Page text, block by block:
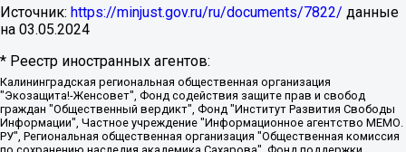
Источник: https://minjust.gov.ru/ru/documents/7822/ данные
на 03.05.2024
* Реестр иностранных агентов:
Калининградская региональная общественная организация "Экозащита!-Женсовет", Фонд содействия защите прав и свобод граждан "Общественный вердикт", Фонд "Институт Развития Свободы Информации", Частное учреждение "Информационное агентство МЕМО. РУ", Региональная общественная организация "Общественная комиссия по сохранению наследия академика Сахарова", Фонд поддержки свободы прессы, Санкт-Петербургская общественная правозащитная организация "Гражданский контроль", Межрегиональная общественная организация "Информационно-просветительский центр "Мемориал", Региональный Фонд "Центр Защиты Прав Средств Массовой Информации", с 05.12.2023 Фонд "Центр Защиты Прав Средств массовой информации", Региональная общественная благотворительная организация помощи беженцам и мигрантам "Гражданское содействие", Негосударственное образовательное учреждение дополнительного профессионального образования (повышение квалификации) специалистов "АКАДЕМИЯ ПО ПРАВАМ ЧЕЛОВЕКА", Свердловская региональная общественная организация "Сутяжник", Автономная некоммерческая организация "Центр независимых социологических исследований", Союз общественных объединений "Российский исследовательский центр по правам человека", Региональное общественное учреждение научно-информационный центр "МЕМОРИАЛ", Некоммерческая организация "Фонд защиты гласности", Автономная некоммерческая организация "Институт прав человека", Городская общественная организация "Екатеринбургское общество "МЕМОРИАЛ", Городская общественная организация "Рязанское историко-просветительское и правозащитное общество "Мемориал" (Рязанский Мемориал), Челябинский региональный орган общественной самодеятельности – женское общественное объединение "Женщины Евразии", Челябинский региональный орган общественной самодеятельности "Уральская правозащитная группа", Фонд содействия защите здоровья и социальной справедливости имени Андрея Рылькова, Автономная Некоммерческая Организация "Аналитический Центр Юрия Левады", Автономная некоммерческая организация социальной поддержки населения "Проект Апрель", Региональная общественная организация помощи женщинам и детям, находящимся в кризисной ситуации "Информационно-методический центр "Анна", Фонд содействия развитию массовых коммуникаций и правовому просвещению "Так-так-Так", Фонд содействия устойчивому развитию "Серебряная тайга", Свердловский региональный общественный фонд социальных проектов "Новое время", "Idel.Реалии", Кавказ.Реалии, Крым.Реалии, Телеканал Настоящее Время, Татаро-башкирская служба Радио Свобода (Azatliq Radiosi), Радио Свободная Европа/Радио Свобода (PCE/PC), "Сибирь.Реалии", "Фактограф", Благотворительный фонд помощи осужденным и их семьям, Автономная некоммерческая организация "Институт глобализации и социальных движений", Фонд "В защиту прав заключенных", Частное учреждение "Центр поддержки и содействия развитию средств массовой информации", Пензенский региональный общественный благотворительный фонд "Гражданский союз", "Север.Реалии", Некоммерческая организация Фонд "Правовая инициатива", Общество с ограниченной ответственностью "Радио Свободная Европа/Радио Свобода", Чешское информационное агентство "MEDIUM-ORIENT", Красноярская региональная общественная организация "Мы против СПИДа", Камалягин Денис Николаевич, Маркелов Сергей Евгеньевич, Пономарев Лев Александрович, Савицкая Людмила Алексеевна, Автономная некоммерческая организация "Центр по работе с проблемой насилия "НАСИЛИЮ.НЕТ", Межрегиональный профессиональный союз работников здравоохранения "Альянс врачей", Юридическое лицо, зарегистрированное в Латвийской Республике, SIA "Medusa Project" (регистрационный номер 40103797863, дата регистрации 10.06.2014), Некоммерческая организация "Фонд по борьбе с коррупцией", Автономная некоммерческая организация "Институт права и публичной политики", Баданин Роман Сергеевич, Гликин Максим Александрович, Железнова Мария Михайловна, Лукьянова Юлия Сергеевна, Маетная Елизавета Витальевна, Маняхин Петр Борисович, Чуракова Ольга Владимировна, Ярош Юлия Петровна, Юридическое лицо "The Insider SIA", зарегистрированное в Риге, Латвийская Республика (дата регистрации 26.06.2015), являющееся администратором доменного имени интернет-издания "The Insider SIA", https://theins.ru, Постернак Алексей Евгеньевич, Рубин Михаил Аркадьевич, Анин Роман Александрович, Юридическое лицо Istories fonds, зарегистрированное в Латвийской Республике (регистрационный номер 50008295751, дата регистрации 24.02.2020), Великовский Дмитрий Александрович, Долинина Ирина Николаевна, Мароховская Алеся Алексеевна, Шлейнов Роман Юрьевич, Шмагун Олеся Валентиновна, Общество с ограниченной ответственностью "Альтаир 2021", Общество с ограниченной ответственностью "Вега 2021", Общество с ограниченной ответственностью "Главный редактор 2021", Общество с ограниченной ответственностью "Ромашки монолит", Важенков Артем Валерьевич, Ивановская областная общественная организация "Центр гендерных исследований", Гурман Юрий Альбертович, Медиапроект "ОВД-Инфо", Егоров Владимир Владимирович, Жилинский Владимир Александрович, Общество с ограниченной ответственностью "ЗП", Иванова София Юрьевна, Карезина Инна Павловна, Кильтау Екатерина Викторовна, Петров Алексей Викторович, Пискунов Сергей Евгеньевич, Смирнов Сергей Сергеевич, Тихонов Михаил Сергеевич, Общество с ограниченной ответственностью "ЖУРНАЛИСТ-ИНОСТРАННЫЙ АГЕНТ", Арапова Галина Юрьевна, Вольтская Татьяна Анатольевна, Американская компания "Mason G.E.S. Anonymous Foundation" (США), являющаяся владельцем интернет-издания https://mnews.world/, Компания "Stichting Bellingcat", зарегистрированная в Нидерландах (дата регистрации 11.07.2018), Захаров Андрей Вячеславович, Клепиковская Екатерина Дмитриевна, Общество с ограниченной ответственностью "МЕМО", Перл Роман Александрович, Симонов Евгений Алексеевич, Соловьева Елена Анатольевна, Сотников Даниил Владимирович, Сурначева Елизавета Дмитриевна, Автономная некоммерческая организация по защите прав человека и информированию населения "Якутия – Наше Мнение", Общество с ограниченной ответственностью "Москоу диджитал медиа", с 26.01.2023 Общество с ограниченной ответственностью "Чайка Белые сады", Ветошкина Валерия Валерьевна, Заговора Максим Александрович, Межрегиональное общественное движение "Российская ЛГБТ - сеть", Оленичев Максим Владимирович, Павлов Иван Юрьевич, Скворцова Елена Сергеевна, Общество с ограниченной ответственностью "Как бы инагент", Кочетков Игорь Викторович, Общество с ограниченной ответственностью "Честные выборы", Еланчик Олег Александрович, Общество с ограниченной ответственностью "Нобелевский призыв", Гималова Регина Эмилевна, Григорьев Андрей Валерьевич, Григорьева Алина Александровна, Ассоциация по содействию защите прав призывников, альтернативнослужащих и военнослужащих "Правозащитная группа "Гражданин.Армия.Право", Хисамова Регина Фаритовна, Автономная некоммерческая организация по реализации социально-правовых программ "Лилит", Дальневосточное общественное движение "Маяк", Санкт-Петербургская ЛГБТ-инициативная группа "Выход", Инициативная группа ЛГБТ+ "Реверс", Алексеев Андрей Викторович, Бекбулатова Таисия Львовна, Беляев Иван Михайлович, Владыкина Елена Сергеевна, Гельман Марат Александрович, Никульшина Вероника Юрьевна, Толоконникова Надежда Андреевна, Шендерович Виктор Анатольевич, Общество с ограниченной ответственностью "Данное сообщение", Общество с ограниченной ответственностью Издательский дом "Новая глава", Айнбиндер Александра Александровна, Московский комьюнити-центр для ЛГБТ+инициатив, Благотворительный фонд развития филантропии, Deutsche Welle (Германия, Kurt-Schumacher-Strasse 3, 53113 Bonn), Борзунова Мария Михайловна, Воробьев Виктор Викторович, Голубева Анна Львовна, Константинова Алла Михайловна, Малкова Ирина Владимировна, Мурадов Мурад Абдулгалимович, Осетинская Елизавета Николаевна, Понасенков Евгений Николаевич, Ганапольский Матвей Юрьевич, Киселев Евгений Алексеевич, Борухович Ирина Григорьевна, Дремин Иван Тимофеевич, Дубровский Дмитрий Викторович, Красноярская региональная общественная организация поддержки и развития альтернативных образовательных технологий и межкультурных коммуникаций "ИНТЕРРА", Маяковская Екатерина Алексеевна, Фейгин Марк Захарович, Филимонов Андрей Викторович, Дзугкоева Регина Николаевна, Доброхотов Роман Александрович, Дудь Юрий Александрович, Елкин Сергей Владимирович, Кругликов Кирилл Игоревич, Сабунаева Мария Леонидовна, Семенов Алексей Владимирович, Шаинян Карен Багратович, Шульман Екатерина Михайловна, Асафьев Артур Валерьевич, Вахштайн Виктор Семенович, Венедиктов Алексей Алексеевич, Лушникова Екатерина Евгеньевна, Волков Леонид Михайлович, Невзоров Александр Глебович, Пархоменко Сергей Борисович, Сироткин Ярослав Николаевич, Кара-Мурза Владимир Владимирович, Баранова Наталья Владимировна, Гозман Леонид Яковлевич, Кагарлицкий Борис Юльевич, Климарев Михаил Валерьевич, Милов Владимир Станиславович, Автономная некоммерческая организация Краснодарский центр современного искусства "Типография", Моргенштерн Алишер Тагирович, Соболь Любовь Эдуардовна, Общество с ограниченной ответственностью "ЛИЗА НОРМ", Каспаров Гарри Кимович, Ходорковский Михаил Борисович, Общество с ограниченной ответственностью "Апрельские тезисы", Данилович Ирина Брониславовна, Кашин Олег Владимирович, Петров Николай Владимирович, Пивоваров Алексей Владимирович, Соколов Михаил Владимирович, Цветкова Юлия Владимировна, Чичваркин Евгений Александрович, Комитет против пыток/Команда против пыток, Общество с ограниченной ответственностью "Первый научный", Общество с ограниченной ответственностью "Вертолет и ко", Белоцерковская Вероника Борисовна, Кац Максим Евгеньевич, Лазарева Татьяна Юрьевна, Шаведдинов Руслан Табризович, Яшин Илья Валерьевич, Общество с ограниченной ответственностью "Иноагент ААВ", Алешковский Дмитрий Петрович, Альбац Евгения Марковна, Быков Дмитрий Львович, Галямина Юлия Евгеньевна, Лойко Сергей Леонидович, Мартынов Кирилл Константинович, Медведев Сергей Александрович, Крашенинников Федор Геннадиевич, Гордеева Катерина Вл